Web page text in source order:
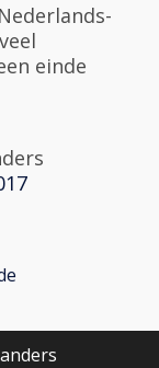
einde